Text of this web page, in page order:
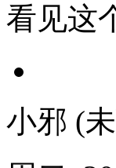
看见这
小邪 (